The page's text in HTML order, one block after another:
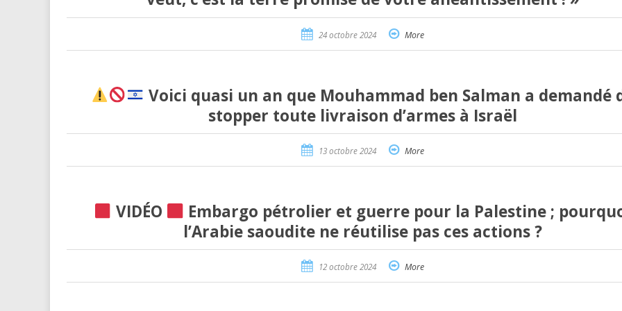
24 octobre 2024 More
Voici quasi un an que Mouhammad ben Salman a demandé
stopper toute livraison d’armes à Israël
13 octobre 2024 More
VIDÉO
Embargo pétrolier et guerre pour la Palestine ;
l’Arabie saoudite ne réutilise pas ces actions ?
12 octobre 2024 More